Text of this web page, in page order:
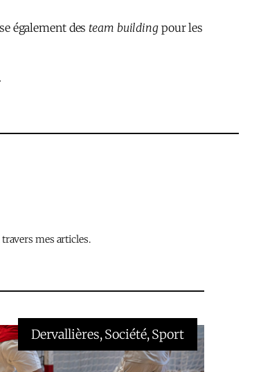
également des team buildingpour les
travers mes articles.
Dervallières, Société, Sport